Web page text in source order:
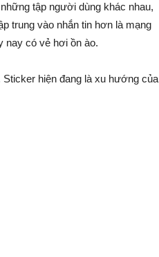
tập người dùng khác nhau,
trung vào nhắn tin hơn là mạng
nay có vẻ hơi ồn ào.
hiện đang là xu hướng của